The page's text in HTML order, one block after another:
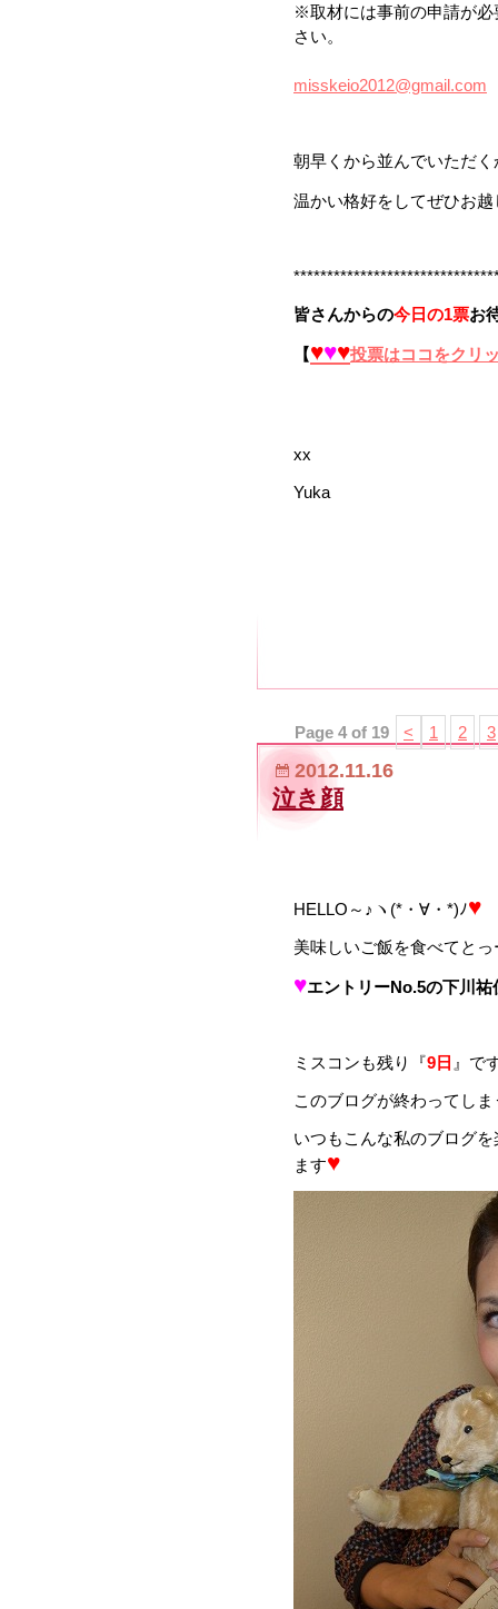
※取材には事前の申請が必
さい。
misskeio2012@gmail.com
朝早くから並んでいただ
温かい格好をしてぜひお
皆さんからの今日の1票お
【♥♥♥投票はココをクリ
xx
Yuka
Page 4 of 19 < 1 2 3
2012.11.16
泣き顔
HELLO～♪ヽ(*・∀・*)ﾉ♥
美味しいご飯を食べてと
♥エントリーNo.5の下川 祐
ミスコンも残り『9日 』で
このブログが終わってし
いつもこんな私のブログ
ます♥